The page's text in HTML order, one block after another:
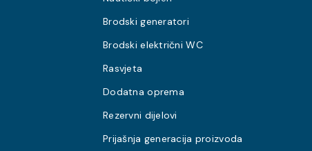
Brodski generatori
Brodski električni WC
Rasvjeta
Dodatna oprema
Rezervni dijelovi
Prijašnja generacija proizvoda